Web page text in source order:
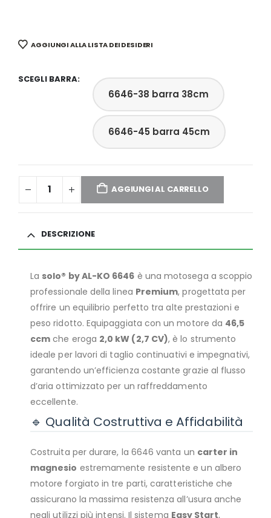
AGGIUNGI ALLA LISTA DEI DESIDERI
SCEGLI BARRA
6646-38 barra 38cm
6646-45 barra 45cm
AGGIUNGI AL CARRELLO
DESCRIZIONE
La solo® by AL-KO 6646 è una motosega a scoppio
professionale della linea Premium, progettata per
offrire un equilibrio perfetto tra alte prestazioni e
peso ridotto. Equipaggiata con un motore da 46,5
ccm che eroga 2,0 kW (2,7 CV), è lo strumento
ideale per lavori di taglio continuativi e impegnativi,
garantendo un’efficienza costante grazie al flusso
d’aria ottimizzato per un raffreddamento
eccellente.
🔹 Qualità Costruttiva e Affidabilità
Costruita per durare, la 6646 vanta un carter in
magnesio estremamente resistente e un albero
motore forgiato in tre parti, caratteristiche che
assicurano la massima resistenza all’usura anche
negli utilizzi più intensi. Il sistema Easy Start,